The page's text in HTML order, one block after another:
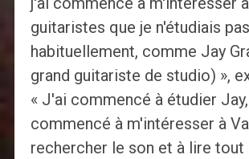
guitaristes que je n'étudiais pas
habituellement, comme Jay
grand guitariste de studio) »,
« J'ai commencé à étudier
commencé à m'intéresser à
rechercher le son et à lire tout